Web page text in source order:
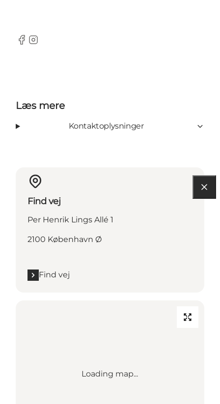
Facebook
Instagram
Læs mere
Kontaktoplysninger
Find vej
Per Henrik Lings Allé 1
2100 København Ø
Find vej
Loading map...